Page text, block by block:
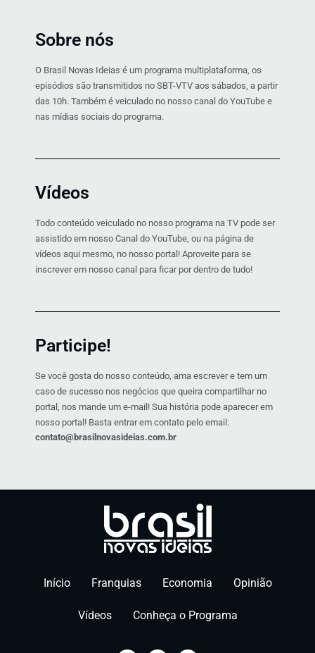
Sobre nós
O Brasil Novas Ideias é um programa multiplataforma, os
episódios são transmitidos no SBT-VTV aos sábados, a partir
das 10h. Também é veiculado no nosso canal do YouTube e
nas mídias sociais do programa.
Vídeos
Todo conteúdo veiculado no nosso programa na TV pode ser
assistido em nosso Canal do YouTube, ou na página de
vídeos aqui mesmo, no nosso portal! Aproveite para se
inscrever em nosso canal para ficar por dentro de tudo!
Participe!
Se você gosta do nosso conteúdo, ama escrever e tem um
caso de sucesso nos negócios que queira compartilhar no
portal, nos mande um e-mail! Sua história pode aparecer em
nosso portal! Basta entrar em contato pelo email:
contato@brasilnovasideias.com.br
Início Franquias Economia Opinião
Vídeos Conheça o Programa